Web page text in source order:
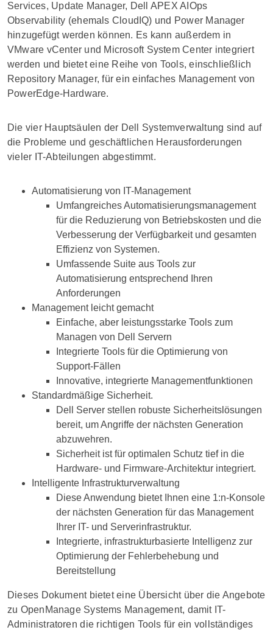
Services, Update Manager, Dell APEX AIOps
Observability (ehemals CloudIQ) und Power Manager
hinzugefügt werden können. Es kann außerdem in
VMware vCenter und Microsoft System Center integriert
werden und bietet eine Reihe von Tools, einschließlich
Repository Manager, für ein einfaches Management von
PowerEdge-Hardware.
Die vier Hauptsäulen der Dell Systemverwaltung sind auf
die Probleme und geschäftlichen Herausforderungen
vieler IT-Abteilungen abgestimmt.
Automatisierung von IT-Management
Umfangreiches Automatisierungsmanagement
für die Reduzierung von Betriebskosten und die
Verbesserung der Verfügbarkeit und gesamten
Effizienz von Systemen.
Umfassende Suite aus Tools zur
Automatisierung entsprechend Ihren
Anforderungen
Management leicht gemacht
Einfache, aber leistungsstarke Tools zum
Managen von Dell Servern
Integrierte Tools für die Optimierung von
Support-Fällen
Innovative, integrierte Managementfunktionen
Standardmäßige Sicherheit.
Dell Server stellen robuste Sicherheitslösungen
bereit, um Angriffe der nächsten Generation
abzuwehren.
Sicherheit ist für optimalen Schutz tief in die
Hardware- und Firmware-Architektur integriert.
Intelligente Infrastrukturverwaltung
Diese Anwendung bietet Ihnen eine 1:n-Konsole
der nächsten Generation für das Management
Ihrer IT- und Serverinfrastruktur.
Integrierte, infrastrukturbasierte Intelligenz zur
Optimierung der Fehlerbehebung und
Bereitstellung
Dieses Dokument bietet eine Übersicht über die Angebote
zu OpenManage Systems Management, damit IT-
Administratoren die richtigen Tools für ein vollständiges